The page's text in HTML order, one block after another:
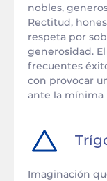
nobles,
Rectitud,
respeta por
generosidad.
frecuentes
con provocar
ante la mínima
Imaginación